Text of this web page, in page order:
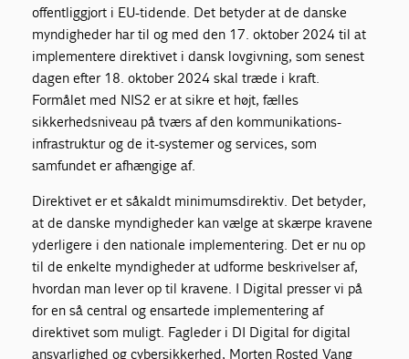
offentliggjort i EU-tidende. Det betyder at de danske
myndigheder har til og med den 17. oktober 2024 til at
implementere direktivet i dansk lovgivning, som senest
dagen efter 18. oktober 2024 skal træde i kraft.
Formålet med NIS2 er at sikre et højt, fælles
sikkerhedsniveau på tværs af den kommunikations-
infrastruktur og de it-systemer og services, som
samfundet er afhængige af.
Direktivet er et såkaldt minimumsdirektiv. Det betyder,
at de danske myndigheder kan vælge at skærpe kravene
yderligere i den nationale implementering. Det er nu op
til de enkelte myndigheder at udforme beskrivelser af,
hvordan man lever op til kravene. I Digital presser vi på
for en så central og ensartede implementering af
direktivet som muligt. Fagleder i DI Digital for digital
ansvarlighed og cybersikkerhed, Morten Rosted Vang